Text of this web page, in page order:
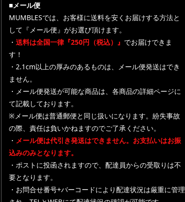
■メール便
MUMBLESでは、お客様に送料を安くお届けする方法と
して『メール便』がお選び頂けます。
・ 送料は全国一律『250円（税込）』 でお届けできま
す！
・2.1cm以上の厚みのあるものは、メール便発送はでき
ません。
・メール便発送が可能な商品は、各商品の詳細ページに
て記載しております。
※メール便は普通郵便と同じ扱いになります。紛失事故
の際、責任は負いかねますのでご了承ください。
・ メール便は代引き発送はできません。お支払いはお振
込みのみとなります。
・ポストに投函されますので、配達員からの受取りは不
要となります。
・お問合せ番号+バーコードにより配達状況は厳重に管理